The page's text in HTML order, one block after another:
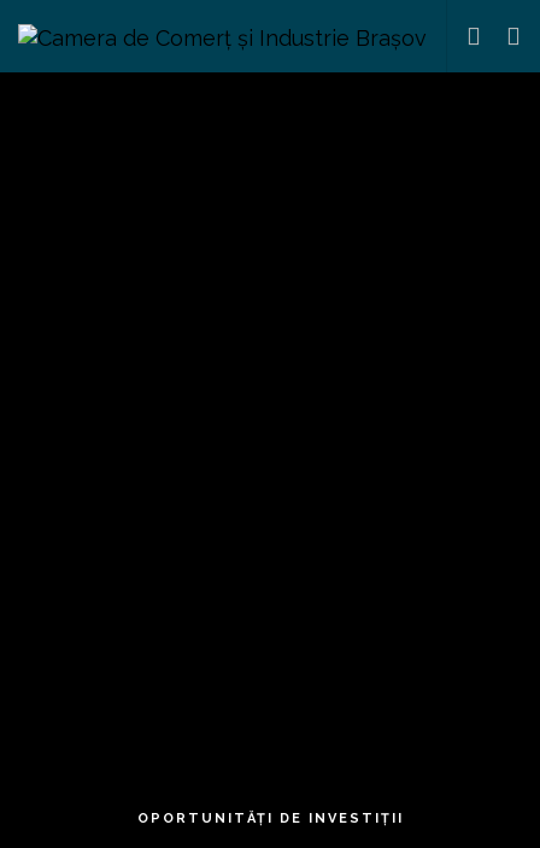
OPORTUNITĂȚI DE INVESTIȚII